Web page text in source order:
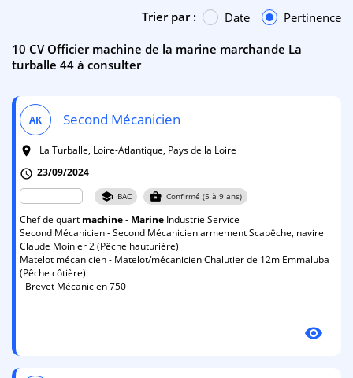
10 CV Officier machine de la marine marchande La
turballe 44 à consulter
Trier par : Date Pertinence
AK Second Mécanicien
room
La Turballe, Loire-Atlantique, Pays de la Loire
schedule 23/09/2024
school BAC business_center Confirmé (5 à 9 ans)
Chef de quart machine- Marine Industrie Service
Second Mécanicien - Second Mécanicien armement Scapêche, navire
Claude Moinier 2 (Pêche hauturière)
Matelot mécanicien - Matelot/mécanicien Chalutier de 12m Emmaluba
(Pêche côtière)
- Brevet Mécanicien 750
visibility